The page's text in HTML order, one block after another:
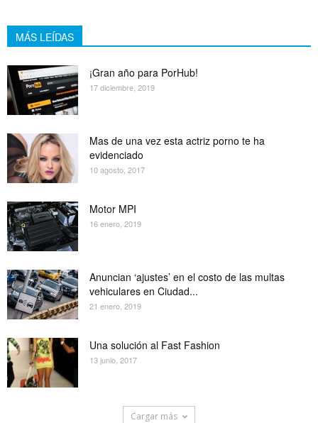
MÁS LEÍDAS
¡Gran año para PorHub!
17 diciembre, 2019
Mas de una vez esta actriz porno te ha
evidenciado
10 agosto, 2017
Motor MPI
16 enero, 2019
Anuncian ‘ajustes’ en el costo de las multas
vehiculares en Ciudad...
21 enero, 2019
Una solución al Fast Fashion
13 junio, 2017
Cargar más